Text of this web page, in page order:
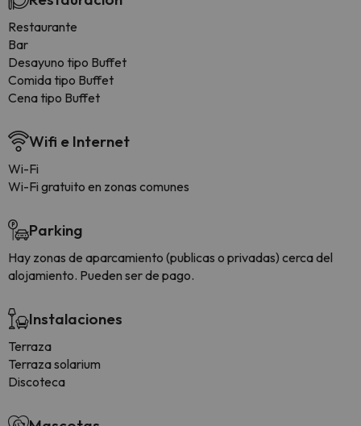
Restaurante
Bar
Desayuno tipo Buffet
Comida tipo Buffet
Cena tipo Buffet
Wifi e Internet
Wi-Fi
Wi-Fi gratuito en zonas comunes
Parking
Hay zonas de aparcamiento (publicas o privadas) cerca del
alojamiento. Pueden ser de pago.
Instalaciones
Terraza
Terraza solarium
Discoteca